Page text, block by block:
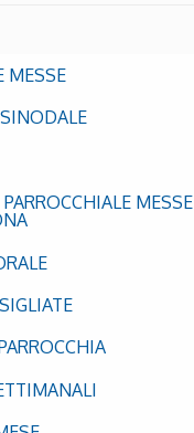
MESSE
MESSE